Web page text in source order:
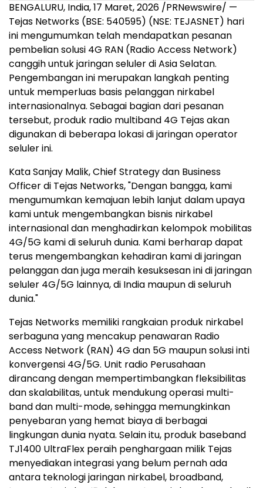
BENGALURU, India,17 Maret, 2026 /PRNewswire/ —
Tejas Networks (BSE: 540595) (NSE: TEJASNET) hari
ini mengumumkan telah mendapatkan pesanan
pembelian solusi 4G RAN (Radio Access Network)
canggih untuk jaringan seluler di Asia Selatan.
Pengembangan ini merupakan langkah penting
untuk memperluas basis pelanggan nirkabel
internasionalnya. Sebagai bagian dari pesanan
tersebut, produk radio multiband 4G Tejas akan
digunakan di beberapa lokasi di jaringan operator
seluler ini.
Kata Sanjay Malik, Chief Strategy dan Business
Officer di Tejas Networks, "Dengan bangga, kami
mengumumkan kemajuan lebih lanjut dalam upaya
kami untuk mengembangkan bisnis nirkabel
internasional dan menghadirkan kelompok mobilitas
4G/5G kami di seluruh dunia. Kami berharap dapat
terus mengembangkan kehadiran kami di jaringan
pelanggan dan juga meraih kesuksesan ini di jaringan
seluler 4G/5G lainnya, di India maupun di seluruh
dunia."
Tejas Networks memiliki rangkaian produk nirkabel
serbaguna yang mencakup penawaran Radio
Access Network (RAN) 4G dan 5G maupun solusi inti
konvergensi 4G/5G. Unit radio Perusahaan
dirancang dengan mempertimbangkan fleksibilitas
dan skalabilitas, untuk mendukung operasi multi-
band dan multi-mode, sehingga memungkinkan
penyebaran yang hemat biaya di berbagai
lingkungan dunia nyata. Selain itu, produk baseband
TJ1400 UltraFlex peraih penghargaan milik Tejas
menyediakan integrasi yang belum pernah ada
antara teknologi jaringan nirkabel, broadband,